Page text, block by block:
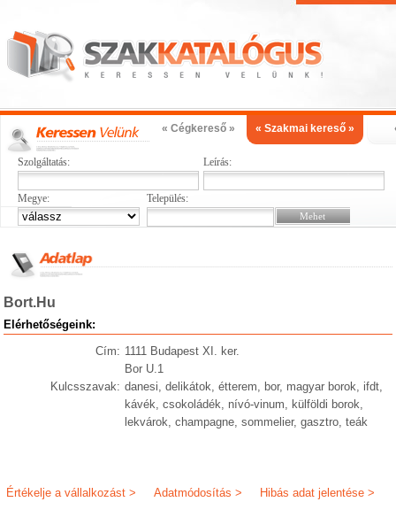
« Cégkereső » « Szakmai kereső »
Szolgáltatás: Leírás:
Megye: Település:
Bort.Hu
Elérhetőségeink:
Cím: 1111 Budapest XI. ker.
Bor U.1
Kulcsszavak: danesi, delikátok, étterem, bor, magyar borok, ifdt,
kávék, csokoládék, nívó-vinum, külföldi borok,
lekvárok, champagne, sommelier, gasztro, teák
Hibás adat jelentése >
Adatmódosítás >
Értékelje a vállalkozást >